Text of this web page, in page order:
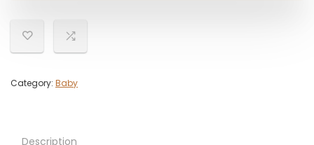
Category: Baby
Description